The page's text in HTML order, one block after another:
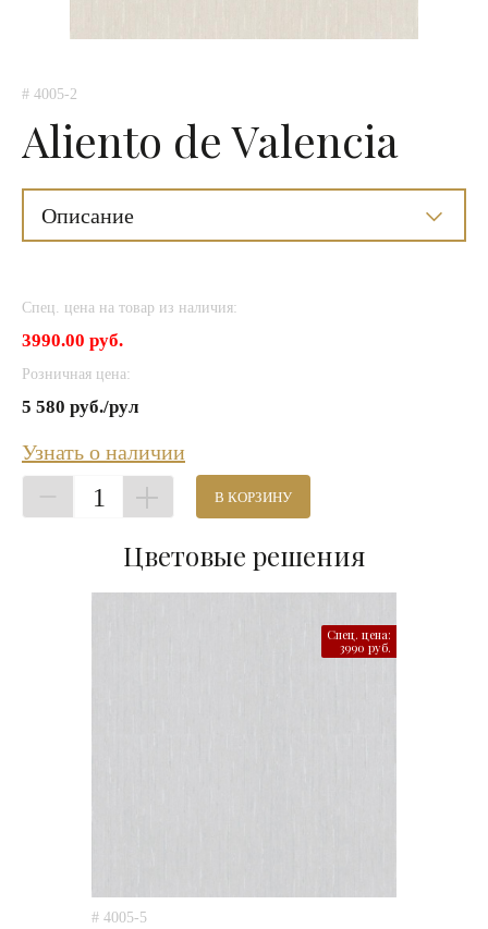
# 4005-2
Aliento de Valencia
Описание
Спец. цена на товар из наличия:
3990.00 руб.
Розничная цена:
5 580 руб./рул
Узнать о наличии
1 В КОРЗИНУ
Цветовые решения
Спец. цена:
3990 руб.
# 4005-5